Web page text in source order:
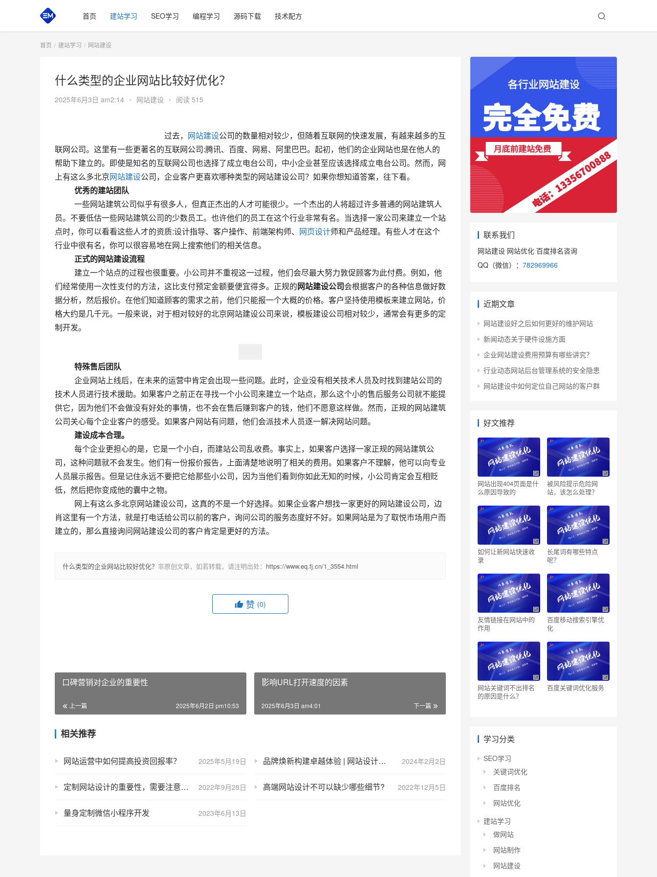
首页 建站学习 SEO学习 编程学习 源码下载 技术配方
首页 建站学习 网站建设
什么类型的企业网站比较好优化？
2025年6月3日 am2:14 • 网站建设 • 阅读 515
过去， 网站建设公司的数量相对较少，但随着互联网的快速发展，有越来越多的互
联网公司。这里有一些更著名的互联网公司:腾讯、百度、网易、阿里巴巴。起初，他们的企业网站也是在他人的
帮助下建立的。即使是知名的互联网公司也选择了成立电台公司，中小企业甚至应该选择成立电台公司。然而，网
上有这么多北京网站建设公司，企业客户更喜欢哪种类型的网站建设公司？如果你想知道答案，往下看。
优秀的建站团队
员。不要低估一些网站建筑公司的少数员工。也许他们的员工在这个行业非常有名。当选择一家公司来建立一个站
点时，你可以看看这些人才的资质:设计指导、客户操作、前端架构师、 网页设计师和产品经理。有些人才在这个
行业中很有名，你可以很容易地在网上搜索他们的相关信息。
正式的网站建设流程
们经常使用一次性支付的方法，这比支付预定金额要便宜得多。正规的网站建设公司会根据客户的各种信息做好数
据分析，然后报价。在他们知道顾客的需求之前，他们只能报一个大概的价格。客户坚持使用模板来建立网站，价
格大约是几千元。一般来说，对于相对较好的北京网站建设公司来说，模板建设公司相对较少，通常会有更多的定
制开发。
特殊售后团队
技术人员进行技术援助。如果客户之前正在寻找一个小公司来建立一个站点，那么这个小的售后服务公司就不能提
供它，因为他们不会做没有好处的事情，也不会在售后赚到客户的钱，他们不愿意这样做。然而，正规的网站建筑
公司关心每个企业客户的感受。如果客户网站有问题，他们会派技术人员逐一解决网站问题。
建设成本合理。
司，这种问题就不会发生。他们有一份报价报告，上面清楚地说明了相关的费用。如果客户不理解，他可以向专业
人员展示报告。但是记住永远不要把它给那些小公司，因为当他们看到你如此无知的时候，小公司肯定会互相贬
低，然后把你变成他的囊中之物。
肖这里有一个方法，就是打电话给公司以前的客户，询问公司的服务态度好不好。如果网站是为了取悦市场用户而
什么类型的企业网站比较好优化？ 非原创文章，如若转载，请注明出处： https://www.eq.fj.cn/1_3554.html
赞 (0)
口碑营销对企业的重要性
上一篇 2025年6月2日 pm10:53
影响URL打开速度的因素
下一篇
2025年6月3日 am4:01
相关推荐
2025年5月19日
网站运营中如何提高投资回报率？ 2024年2月2日
品牌焕新构建卓越体验 | 网站设计策划方案
2022年9月28日
定制网站设计的重要性，需要注意哪些问题？ 2022年12月5日
高端网站设计不可以缺少哪些细节?
2023年6月13日
量身定制微信小程序开发
联系我们
网站建设 网站优化 百度排名咨询
QQ（微信）： 782969966
近期文章
网站建设好之后如何更好的维护网站
新闻动态关于硬件设施方面
企业网站建设费用预算有哪些讲究？
行业动态网站后台管理系统的安全隐患
网站建设中如何定位自己网站的客户群
好文推荐
网站出现404页面是什
么原因导致的
被风险提示危险网
站，该怎么处理？
如何让新网站快速收
录
长尾词有哪些特点
呢？
友情链接在网站中的
作用
百度移动搜索引擎优
化
网站关键词不出排名
的原因是什么？
百度关键词优化服务
学习分类
SEO学习
关键词优化
百度排名
网站优化
建站学习
做网站
网站制作
网站建设